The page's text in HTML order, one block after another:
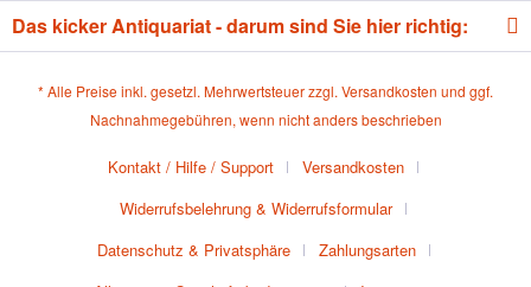
Das kicker Antiquariat - darum sind Sie hier richtig:
* Alle Preise inkl. gesetzl. Mehrwertsteuer zzgl. Versandkosten und ggf.
Nachnahmegebühren, wenn nicht anders beschrieben
Kontakt / Hilfe / Support
Versandkosten
Widerrufsbelehrung & Widerrufsformular
Datenschutz & Privatsphäre
Zahlungsarten